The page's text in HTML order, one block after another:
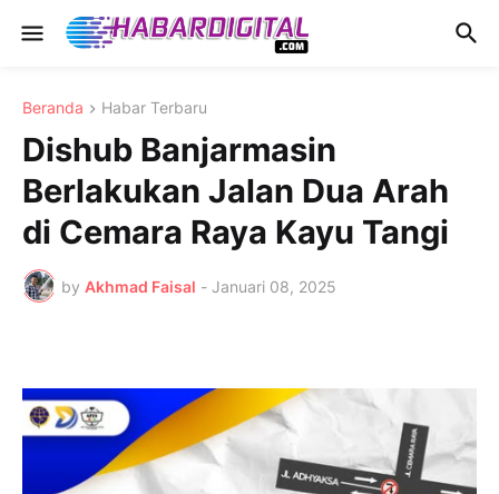
Beranda Habar Terbaru
Dishub Banjarmasin
Berlakukan Jalan Dua Arah
di Cemara Raya Kayu Tangi
by Akhmad Faisal - Januari 08, 2025